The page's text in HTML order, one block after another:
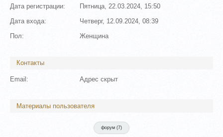
Дата регистрации: Пятница, 22.03.2024, 15:50
Дата входа: Четверг, 12.09.2024, 08:39
Пол: Женщина
Контакты
Email: Адрес скрыт
Материалы пользователя
форум (7)